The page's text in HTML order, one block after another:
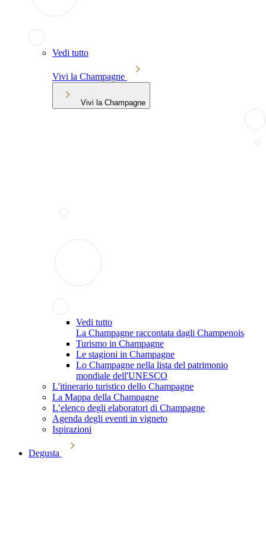
Vedi tutto
Vivi la Champagne
Vivi la Champagne
Vedi tutto
La Champagne raccontata dagli Champenois
Turismo in Champagne
Le stagioni in Champagne
Lo Champagne nella lista del patrimonio
mondiale dell'UNESCO
L'itinerario turistico dello Champagne
La Mappa della Champagne
L’elenco degli elaboratori di Champagne
Agenda degli eventi in vigneto
Ispirazioni
Degusta